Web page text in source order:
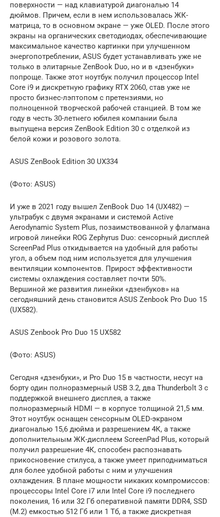
поверхности — над клавиатурой диагональю 14
дюймов. Причем, если в нем использовалась ЖК-
матрица, то в основном экране — уже OLED. После этого
экраны на органических светодиодах, обеспечивающие
максимальное качество картинки при улучшенном
энергопотреблении, ASUS будет устанавливать уже не
только в элитарные ZenBook Duo, но и в «дзенбуки»
попроще. Также этот ноутбук получил процессор Intel
Core i9 и дискретную графику RTX 2060, став уже не
просто бизнес-лэптопом с претензиями, но
полноценной творческой рабочей станцией. В том же
году в честь 30-летнего юбилея компании была
выпущена версия ZenBook Edition 30 с отделкой из
белой кожи и розового золота.
ASUS ZenBook Edition 30 UX334
(Фото: ASUS)
И уже в 2021 году вышел ZenBook Duo 14 (UX482) —
ультрабук с двумя экранами и системой Active
Aerodynamic System Plus, позаимствованной у флагмана
игровой линейки ROG Zephyrus Duo: сенсорный дисплей
ScreenPad Plus откидывается на удобный для работы
угол, а объем под ним используется для улучшения
вентиляции компонентов. Прирост эффективности
системы охлаждения составляет почти 50%.
Вершиной же развития линейки «дзенбуков» на
сегодняшний день становится ASUS Zenbook Pro Duo 15
(UX582).
ASUS Zenbook Pro Duo 15 UX582
(Фото: ASUS)
Сегодня «дзенбуки», и Pro Duo 15 в частности, несут на
борту один полноразмерный USB 3.2, два Thunderbolt 3 c
поддержкой внешнего дисплея, а также
полноразмерный HDMI — в корпусе толщиной 21,5 мм.
Этот ноутбук оснащен сенсорным OLED-экраном
диагональю 15,6 дюйма и разрешением 4К, а также
дополнительным ЖК-дисплеем ScreenPad Plus, который
получил разрешение 4К, способен распознавать
прикосновение стилуса, а также умеет приподниматься
для более удобной работы с ним и улучшения
охлаждения. В плане мощности никаких компромиссов:
процессоры Intel Core i7 или Intel Core i9 последнего
поколения, 16 или 32 Гб оперативной памяти DDR4, SSD
(M.2) емкостью 512 Гб или 1 Тб, а также дискретная